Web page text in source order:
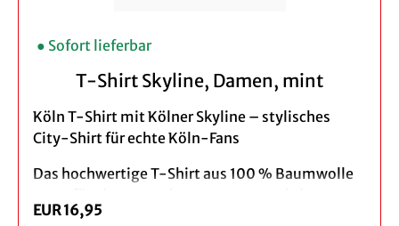
Design: Skyline Köln
Material: 100% Baumwolle
Pflegehinweis: Maschinenwäsche bei 30°C
● Sofort lieferbar
T-Shirt Skyline, Damen, mint
Köln T-Shirt mit Kölner Skyline – stylisches
City-Shirt für echte Köln-Fans
Das hochwertige T-Shirt aus 100 % Baumwolle
Tragegefühl im Alltag, beim Stadtbummel oder
EUR 16,95